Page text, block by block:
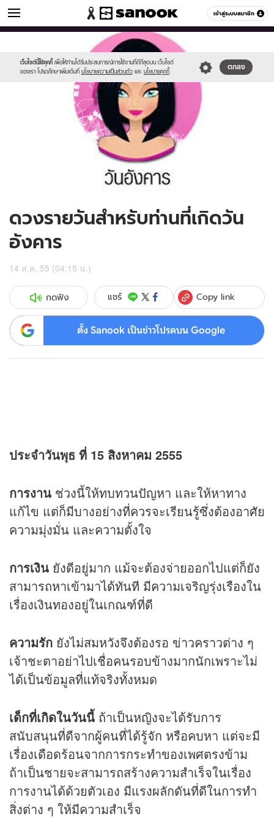
เข้าสู่ระบบสมาชิก
ดูดวง หมวดอื่นๆ
เว็บไซต์นี้ใช้คุกกี้ เพื่อให้ท่านได้รับประสบการณ์การใช้งานที่ดีที่สุดบน เว็บไซต์
ของเรา โปรดศึกษาเพิ่มเติมที่ นโยบายความเป็นส่วนตัว และ นโยบายคุกกี้
ตกลง
//s.isanook.com/sr/0/images/logo-
sanook.png
//s.isanook.com/ho/0/ud/6/33293/170-
ดวงรายวันสำหรับท่านที่เกิดวัน
อังคาร
14 ส.ค. 55 (04:15 น.)
กดฟัง แชร์ Copy link
ตั้ง Sanook เป็นข่าวโปรดบน Google
ประจำวันพุธ ที่ 15 สิงหาคม 2555
การงาน ช่วงนี้ให้ทบทวนปัญหา และให้หาทาง
แก้ไข แต่ก็มีบางอย่างที่ควรจะเรียนรู้ซึ่งต้องอาศัย
ความมุ่งมั่น และความตั้งใจ
การเงิน ยังดีอยู่มาก แม้จะต้องจ่ายออกไปแต่ก็ยัง
สามารถหาเข้ามาได้ทันที มีความเจริญรุ่งเรืองใน
เรื่องเงินทองอยู่ในเกณฑ์ที่ดี
ความรัก ยังไม่สมหวังจึงต้องรอ ข่าวคราวต่าง ๆ
เจ้าชะตาอย่าไปเชื่อคนรอบข้างมากนักเพราะไม่
ได้เป็นข้อมูลที่แท้จริงทั้งหมด
เด็กที่เกิดในวันนี้ ถ้าเป็นหญิงจะได้รับการ
สนับสนุนที่ดีจากผู้คนที่ได้รู้จัก หรือคบหา แต่จะมี
เรื่องเดือดร้อนจากการกระทำของเพศตรงข้าม
ถ้าเป็นชายจะสามารถสร้างความสำเร็จในเรื่อง
การงานได้ด้วยตัวเอง มีแรงผลักดันที่ดีในการทำ
สิ่งต่าง ๆ ให้มีความสำเร็จ